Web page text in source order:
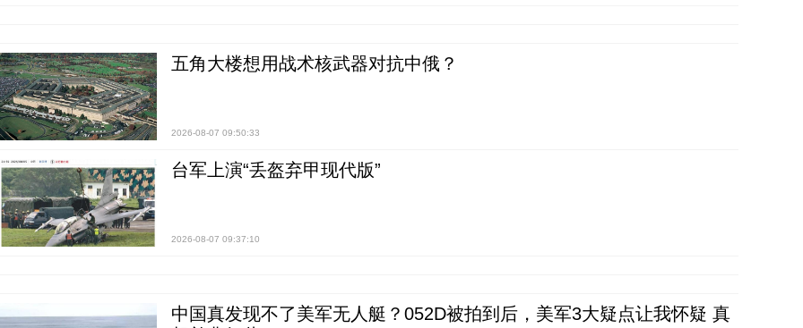
五角大楼想用战术核武器对抗中俄？
2026-08-07 09:50:33
台军上演“丢盔弃甲现代版”
2026-08-07 09:37:10
中国真发现不了美军无人艇？052D被拍到后，美军3大疑点让我怀疑 真